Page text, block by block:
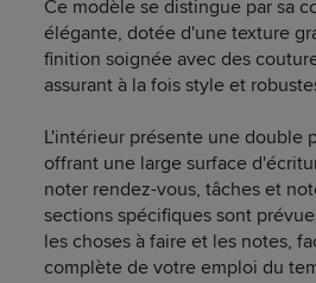
Ce modèle se distingue par sa
élégante, dotée d'une texture
finition soignée avec des
assurant à la fois style et
L'intérieur présente une double
offrant une large surface
noter rendez-vous, tâches et
sections spécifiques sont
les choses à faire et les notes,
complète de votre emploi du